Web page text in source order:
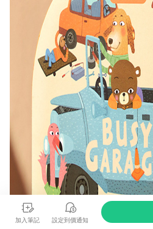
加入筆記 設定到價通知